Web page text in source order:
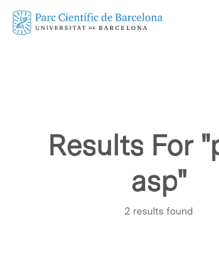
Skip
Results For
asp"
2 results found